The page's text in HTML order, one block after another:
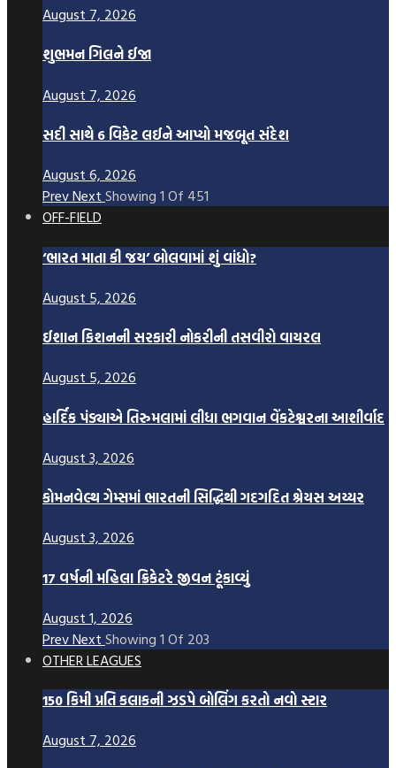
August 7, 2026
શુભમન ગિલને ઈજા
August 7, 2026
સદી સાથે 6 વિકેટ લઈને આપ્યો મજબૂત સંદેશ
August 6, 2026
PrevNext Showing 1 Of 451
OFF-FIELD
‘ભારત માતા કી જય’ બોલવામાં શું વાંધો?
August 5, 2026
ઈશાન કિશનની સરકારી નોકરીની તસવીરો વાયરલ
August 5, 2026
હાર્દિક પંડ્યાએ તિરુમલામાં લીધા ભગવાન વેંકટેશ્વરના આશીર્વાદ
August 3, 2026
કોમનવેલ્થ ગેમ્સમાં ભારતની સિદ્ધિથી ગદગદિત શ્રેયસ અય્યર
August 3, 2026
17 વર્ષની મહિલા ક્રિકેટરે જીવન ટૂંકાવ્યું
August 1, 2026
PrevNext Showing 1 Of 203
OTHER LEAGUES
150 કિમી પ્રતિ કલાકની ઝડપે બોલિંગ કરતો નવો સ્ટાર
August 7, 2026